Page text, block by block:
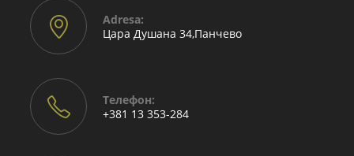
Adresа:
Цара Душана 34,Панчево
Телефон:
+381 13 353-284